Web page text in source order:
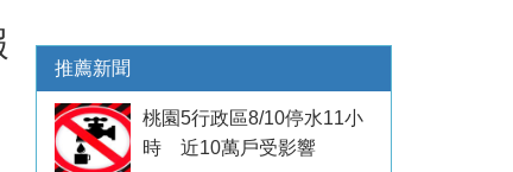
推薦新聞
桃園5行政區8/10停水11小
時 近10萬戶受影響